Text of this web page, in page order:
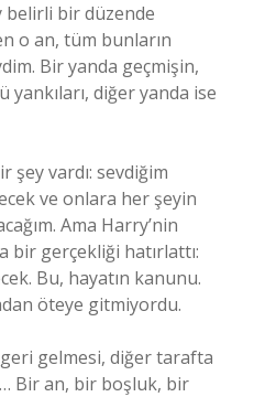
belirli bir düzende
o an, tüm bunların
Bir yanda geçmişin,
diğer yanda ise
şey vardı: sevdiğim
ve onlara her şeyin
Ama Harry’nin
bir gerçekliği hatırlattı:
Bu, hayatın kanunu.
öteye gitmiyordu.
gelmesi, diğer tarafta
Bir an, bir boşluk, bir